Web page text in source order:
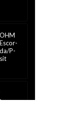
­P­